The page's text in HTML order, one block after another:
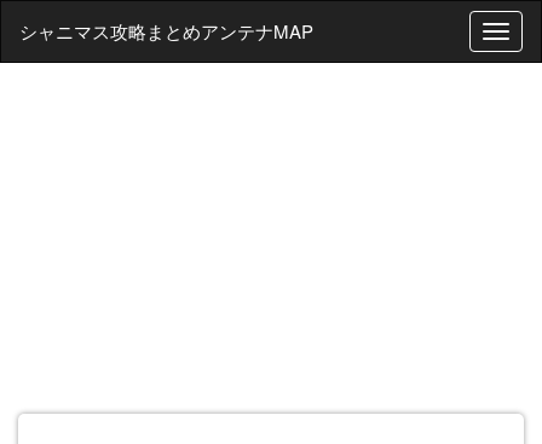
T
o
シャニマス攻略まとめアンテナMAP